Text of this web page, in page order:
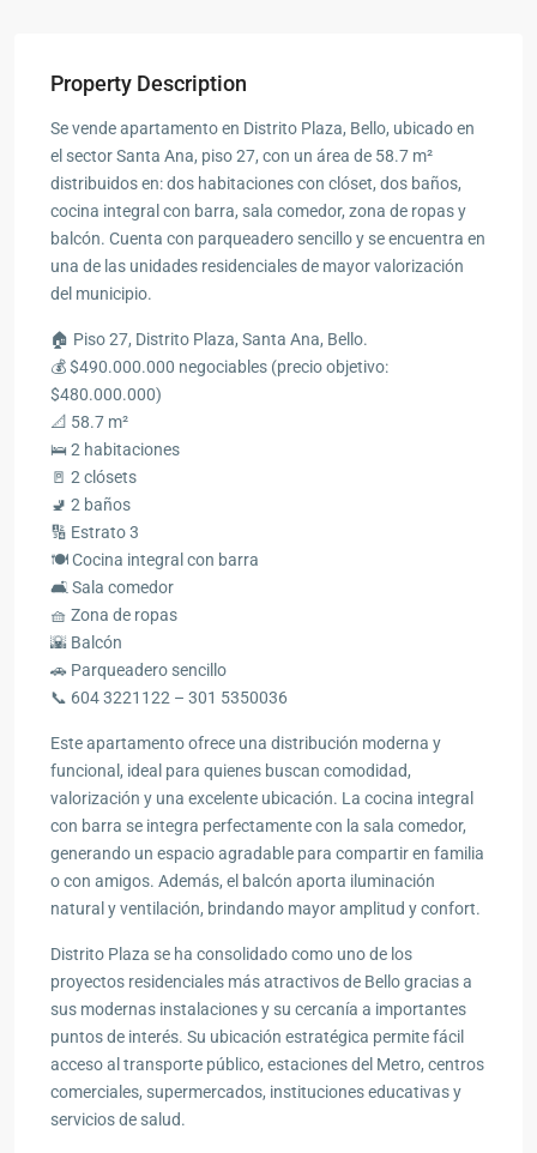
Property Description
Se vende apartamento en Distrito Plaza, Bello, ubicado en
el sector Santa Ana, piso 27, con un área de 58.7 m²
distribuidos en: dos habitaciones con clóset, dos baños,
cocina integral con barra, sala comedor, zona de ropas y
balcón. Cuenta con parqueadero sencillo y se encuentra en
una de las unidades residenciales de mayor valorización
del municipio.
🏠 Piso 27, Distrito Plaza, Santa Ana, Bello.
💰 $490.000.000 negociables (precio objetivo:
$480.000.000)
📐 58.7 m²
🛌 2 habitaciones
🚪 2 clósets
🚽 2 baños
🔢 Estrato 3
🍽️ Cocina integral con barra
🛋️ Sala comedor
🧺 Zona de ropas
🌇 Balcón
🚗 Parqueadero sencillo
📞 604 3221122 – 301 5350036
Este apartamento ofrece una distribución moderna y
funcional, ideal para quienes buscan comodidad,
valorización y una excelente ubicación. La cocina integral
con barra se integra perfectamente con la sala comedor,
generando un espacio agradable para compartir en familia
o con amigos. Además, el balcón aporta iluminación
natural y ventilación, brindando mayor amplitud y confort.
Distrito Plaza se ha consolidado como uno de los
proyectos residenciales más atractivos de Bello gracias a
sus modernas instalaciones y su cercanía a importantes
puntos de interés. Su ubicación estratégica permite fácil
acceso al transporte público, estaciones del Metro, centros
comerciales, supermercados, instituciones educativas y
servicios de salud.